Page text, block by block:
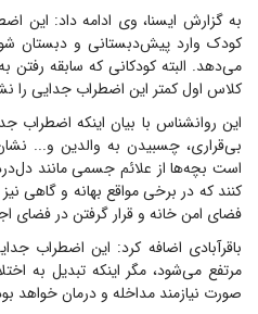
به گزارش ایسنا، وی ادامه داد: این
کودک وارد پیش‌دبستانی و دبستان
می‌دهد. البته کودکانی که سابقه رفتن
کلاس اول کمتر این اضطراب جدایی را
این روانشناس با بیان اینکه اضطراب
بی‌قراری، چسبیدن به والدین و...
است بچه‌ها از علائم جسمی مانند
کنند که در برخی مواقع بهانه و گاهی
فضای امن خانه و قرار گرفتن در فضای
باقرآبادی اضافه کرد: این اضطراب
مرتفع می‌شود، مگر اینکه تبدیل به
صورت نیازمند مداخله و درمان خواهد